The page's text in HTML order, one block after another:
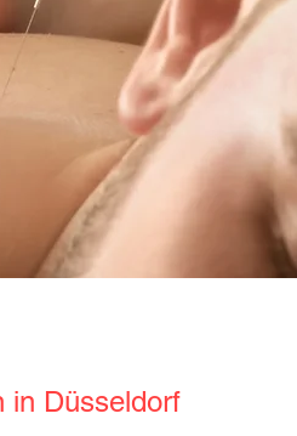
in Düsseldorf